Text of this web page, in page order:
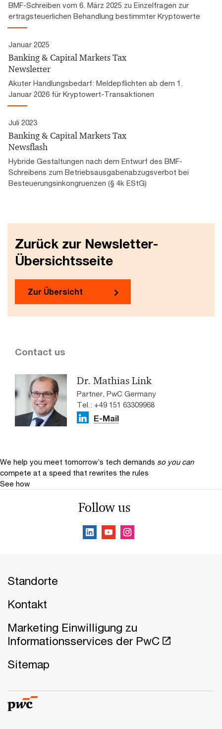
BMF-Schreiben vom 6. März 2025 zu Einzelfragen zur
ertragsteuerlichen Behandlung bestimmter Kryptowerte
Januar 2025
Banking & Capital Markets Tax
Newsletter
Akuter Handlungsbedarf: Meldepflichten ab dem 1.
Januar 2026 für Kryptowert-Transaktionen
Juli 2023
Banking & Capital Markets Tax
Newsflash
Hybride Gestaltungen nach dem Entwurf des BMF-
Schreibens zum Betriebsausgabenabzugsverbot bei
Besteuerungsinkongruenzen (§ 4k EStG)
Zurück zur Newsletter-
Übersichtsseite
Zur Übersicht
Contact us
Dr. Mathias Link
Partner, PwC Germany
Tel.: +49 151 63309968
E-Mail
We help you meet tomorrow’s tech demands so you can
compete at a speed that rewrites the rules
See how
Follow us
Standorte
Kontakt
Marketing Einwilligung zu
Informationsservices der PwC
Sitemap